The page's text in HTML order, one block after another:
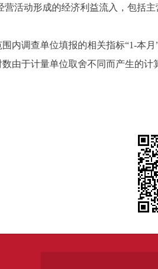
动形成的经济利益流入，包括主
调查单位填报的相关指标“1-本月”
于计量单位取舍不同而产生的计